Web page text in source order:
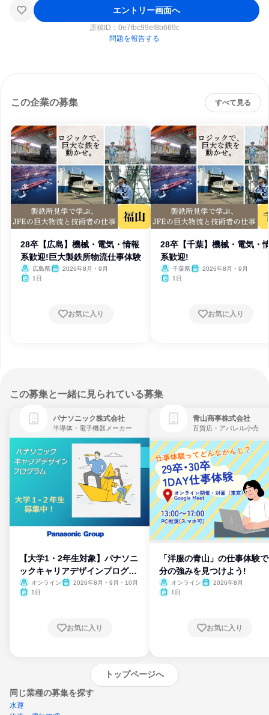
エントリー画面へ
原稿ID： 0e7fbc99ef8b669c
問題を報告する
この企業の募集 すべて見る
28卒【広島】機械・電気・情報
系歓迎!巨大製鉄所物流仕事体験
広島県
2026年8月・9月
1日
お気に入り
28卒【千葉】機械・電気・
系歓迎!
千葉県
2026年8月・9月
1日
お気に入り
この募集と一緒に見られている募集
パナソニック株式会社
半導体・電子機器メーカー
【大学1・2年生対象】パナソニ
ックキャリアデザインプログラ
ム
オンライン
2026年8月・9月・10月
1日
お気に入り
青山商事株式会社
百貨店・アパレル小売
「洋服の青山」の仕事体験
分の強みを見つけよう!
オンライン
2026年8月
1日
お気に入り
トップページへ
同じ業種の募集を探す
水運